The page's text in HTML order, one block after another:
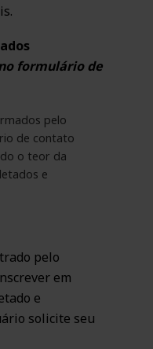
formulário de
pelo
de contato
o teor da
e
pelo
em
e
solicite seu